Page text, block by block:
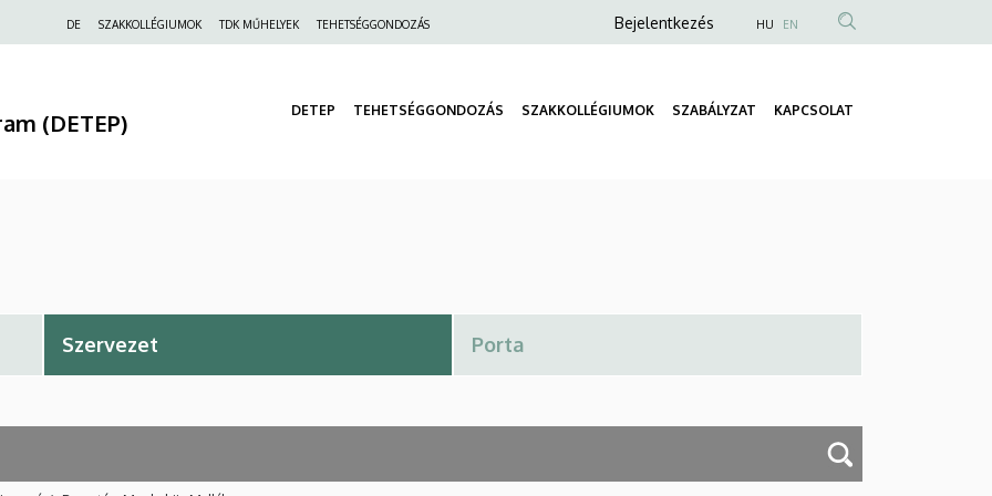
Felső
DE SZAKKOLLÉGIUMOK TDK MŰHELYEK TEHETSÉGGONDOZÁS
Anonim
menüje
Bejelentkezés HU EN
(DETEP) DETEP TEHETSÉGGONDOZÁS SZAKKOLLÉGIUMOK SZABÁLYZAT KAPCSOLAT